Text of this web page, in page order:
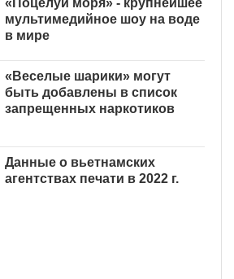
мультимедийное шоу на воде
в мире
«Веселые шарики» могут
быть добавлены в список
запрещенных наркотиков
Данные о вьетнамских
агентствах печати в 2022 г.